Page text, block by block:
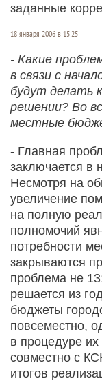
заданные
18 января 2006 в 15:25
- Какие
в связи с
будут делать
решении? Во
местные
- Главная
заключается в
Несмотря на
увеличение
на полную
полномочий
потребности
закрываются
проблема не
решается из
бюджеты
повсеместно,
в процедуре
совместно с
итогов